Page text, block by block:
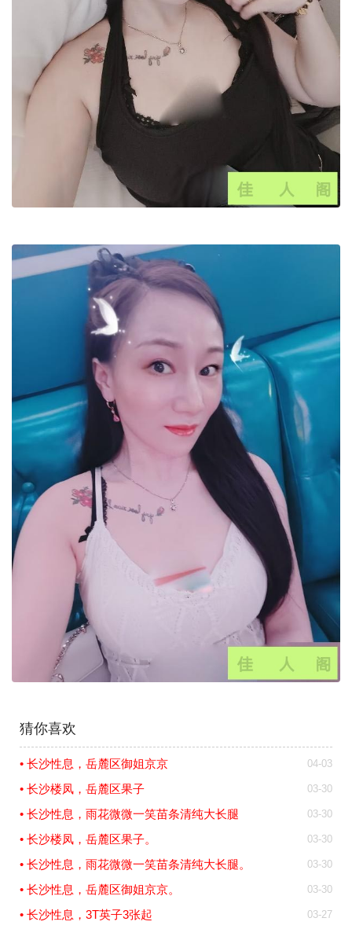
猜你喜欢
04-03
• 长沙性息，岳麓区御姐京京
03-30
• 长沙楼凤，岳麓区果子
03-30
• 长沙性息，雨花微微一笑苗条清纯大长腿
03-30
• 长沙楼凤，岳麓区果子。
03-30
• 长沙性息，雨花微微一笑苗条清纯大长腿。
03-30
• 长沙性息，岳麓区御姐京京。
03-27
• 长沙性息，3T英子3张起